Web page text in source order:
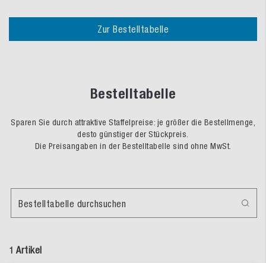
Zur Bestelltabelle
Bestelltabelle
Sparen Sie durch attraktive Staffelpreise: je größer die Bestellmenge,
desto günstiger der Stückpreis.
Die Preisangaben in der Bestelltabelle sind ohne MwSt.
1 Artikel
Bestelltabelle durchsuchen